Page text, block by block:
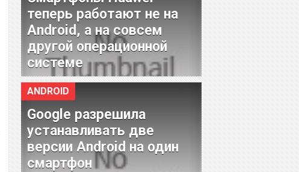
теперь работают не на
Android, а на совсем
другой операционной
системе
ANDROID
Google разрешила
устанавливать две
версии Android на один
смартфон